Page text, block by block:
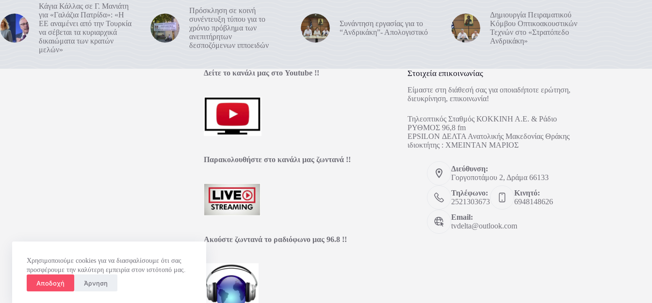
Χρησιμοποιούμε cookies για να διασφαλίσουμε ότι σας
προσφέρουμε την καλύτερη εμπειρία στον ιστότοπό μας.
Αποδοχή Άρνηση
Κάγια Κάλλας σε Γ. Μανιάτη
για «Γαλάζια Πατρίδα»: «Η
ΕΕ αναμένει από την Τουρκία
να σέβεται τα κυριαρχικά
δικαιώματα των κρατών
μελών»
Πρόσκληση σε κοινή
συνέντευξη τύπου για το
χρόνιο πρόβλημα των
ανεπιτήρητων
δεσποζόμενων ιπποειδών
Συνάντηση εργασίας για το
“Ανδρικάκη”- Απολογιστικό
Δημιουργία Πειραματικού
Κόμβου Οπτικοακουστικών
Τεχνών στο «Στρατόπεδο
Ανδρικάκη»
Δείτε το κανάλι μας στο Youtube !!
Παρακολουθήστε στο κανάλι μας ζωντανά !!
Ακούστε ζωντανά το ραδιόφωνο μας 96.8 !!
Στοιχεία επικοινωνίας
Είμαστε στη διάθεσή σας για οποιαδήποτε ερώτηση,
διευκρίνηση, επικοινωνία!
Τηλεοπτικός Σταθμός ΚΟΚΚΙΝΗ Α.Ε. & Ράδιο
ΡΥΘΜΟΣ 96,8 fm
EPSILON ΔΕΛΤΑ Ανατολικής Μακεδονίας Θράκης
ιδιοκτήτης : ΧΜΕΙΝΤΑΝ ΜΑΡΙΟΣ
Διεύθυνση:
Γοργοποτάμου 2, Δράμα 66133
Τηλέφωνο:
2521303673
Κινητό:
6948148626
Email:
tvdelta@outlook.com